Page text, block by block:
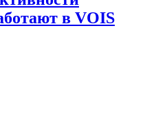
в VOIS